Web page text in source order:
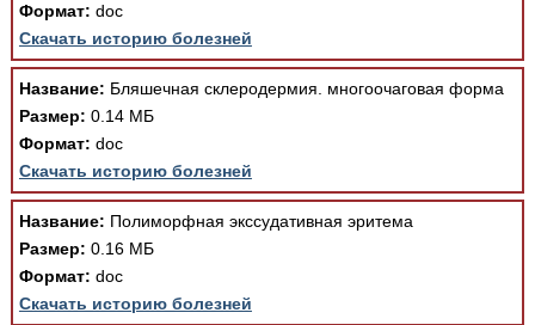
Формат: doc
Скачать историю болезней
Название: Бляшечная склеродермия. многоочаговая форма
Размер: 0.14 МБ
Формат: doc
Скачать историю болезней
Название: Полиморфная экссудативная эритема
Размер: 0.16 МБ
Формат: doc
Скачать историю болезней